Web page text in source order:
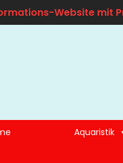
Website mit
Aquaristik